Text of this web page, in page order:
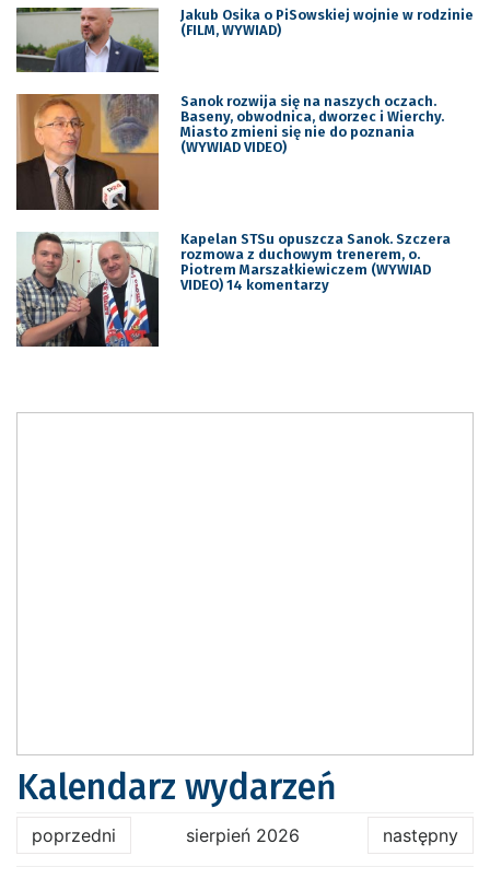
Jakub Osika o PiSowskiej wojnie w rodzinie
(FILM, WYWIAD)
Sanok rozwija się na naszych oczach.
Baseny, obwodnica, dworzec i Wierchy.
Miasto zmieni się nie do poznania
(WYWIAD VIDEO)
Kapelan STSu opuszcza Sanok. Szczera
rozmowa z duchowym trenerem, o.
Piotrem Marszałkiewiczem (WYWIAD
VIDEO) 14 komentarzy
Kalendarz wydarzeń
poprzedni sierpień 2026 następny